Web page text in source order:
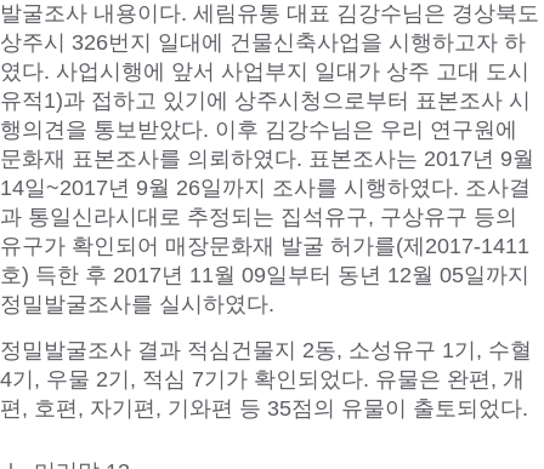
발굴조사 내용이다. 세림유통 대표 김강수님은 경상북도
상주시 326번지 일대에 건물신축사업을 시행하고자 하
였다. 사업시행에 앞서 사업부지 일대가 상주 고대 도시
유적1)과 접하고 있기에 상주시청으로부터 표본조사 시
행의견을 통보받았다. 이후 김강수님은 우리 연구원에
문화재 표본조사를 의뢰하였다. 표본조사는 2017년 9월
14일~2017년 9월 26일까지 조사를 시행하였다. 조사결
과 통일신라시대로 추정되는 집석유구, 구상유구 등의
유구가 확인되어 매장문화재 발굴 허가를(제2017-1411
호) 득한 후 2017년 11월 09일부터 동년 12월 05일까지
정밀발굴조사를 실시하였다.
정밀발굴조사 결과 적심건물지 2동, 소성유구 1기, 수혈
4기, 우물 2기, 적심 7기가 확인되었다. 유물은 완편, 개
편, 호편, 자기편, 기와편 등 35점의 유물이 출토되었다.